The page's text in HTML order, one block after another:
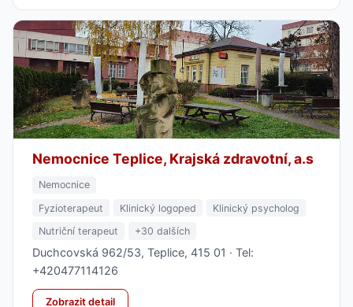
Nemocnice Teplice, Krajská zdravotní, a.s
Nemocnice
Fyzioterapeut
Klinický logoped
Klinický psycholog
Nutriční terapeut
+30 dalších
Duchcovská 962/53, Teplice, 415 01 · Tel:
+420477114126
Zobrazit detail